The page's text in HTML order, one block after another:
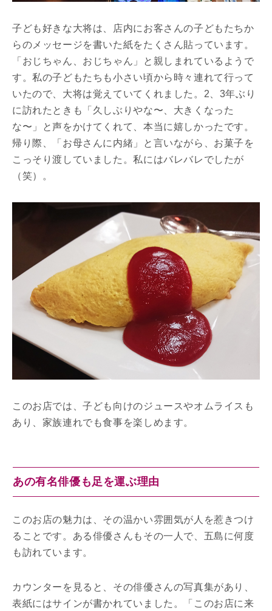
子ども好きな大将は、店内にお客さんの子どもたちか
らのメッセージを書いた紙をたくさん貼っています。
「おじちゃん、おじちゃん」と親しまれているようで
す。私の子どもたちも小さい頃から時々連れて行って
いたので、大将は覚えていてくれました。2、3年ぶり
に訪れたときも「久しぶりやな〜、大きくなった
な〜」と声をかけてくれて、本当に嬉しかったです。
帰り際、「お母さんに内緒」と言いながら、お菓子を
こっそり渡していました。私にはバレバレでしたが
（笑）。
このお店では、子ども向けのジュースやオムライスも
あり、家族連れでも食事を楽しめます。
あの有名俳優も足を運ぶ理由
このお店の魅力は、その温かい雰囲気が人を惹きつけ
ることです。ある俳優さんもその一人で、五島に何度
も訪れています。
カウンターを見ると、その俳優さんの写真集があり、
表紙にはサインが書かれていました。「このお店に来